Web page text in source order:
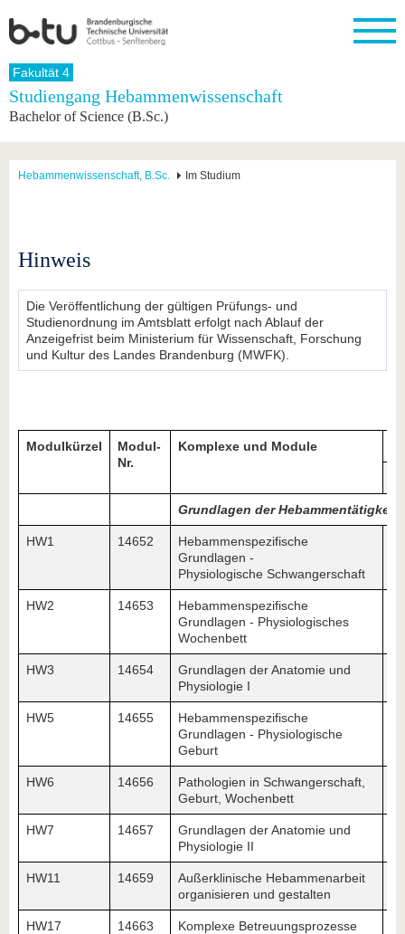
Startseite
Universität
Struktur
Partnerschaften
Strukturwandel
Forschung
Forschung
Nachwuchs
Studium
Vor dem
Studium
Profil
Ausland
Für
internationale
Studierende
Wissenschaftliche
Fachkräfte
Innovative
Transferprojekte
Sie uns
Werte
BTU &
Fakultät 4
Studiengang Hebammenwissenschaft
Bachelor of Science (B.Sc.)
Hebammenwissenschaft, B.Sc. Im Studium
Hinweis
Die Veröffentlichung der gültigen Prüfungs- und
Studienordnung im Amtsblatt erfolgt nach Ablauf der
Anzeigefrist beim Ministerium für Wissenschaft, Forschung
und Kultur des Landes Brandenburg (MWFK).
Modulkürzel
Modul-
Nr.
Komplexe und Module
Grundlagen der Hebammentätigkeit
HW1 14652
Hebammenspezifische
Grundlagen -
Physiologische Schwangerschaft
HW2 14653
Hebammenspezifische
Grundlagen - Physiologisches
Wochenbett
HW3 14654
Grundlagen der Anatomie und
Physiologie I
HW5 14655
Hebammenspezifische
Grundlagen - Physiologische
Geburt
HW6 14656
Pathologien in Schwangerschaft,
Geburt, Wochenbett
HW7 14657
Grundlagen der Anatomie und
Physiologie II
HW11 14659
Außerklinische Hebammenarbeit
organisieren und gestalten
HW17 14663
Komplexe Betreuungsprozesse